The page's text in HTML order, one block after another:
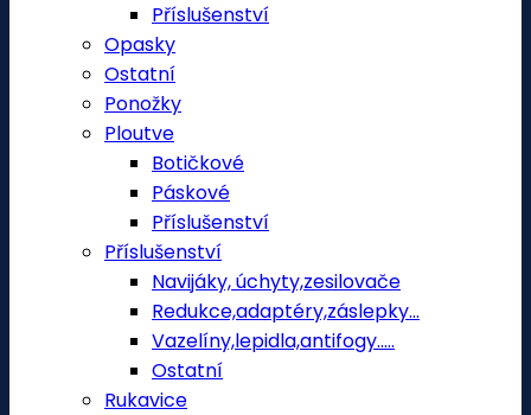
Příslušenství
Opasky
Ostatní
Ponožky
Ploutve
Botičkové
Páskové
Příslušenství
Příslušenství
Navijáky, úchyty,zesilovače
Redukce,adaptéry,záslepky...
Vazelíny,lepidla,antifogy.....
Ostatní
Rukavice